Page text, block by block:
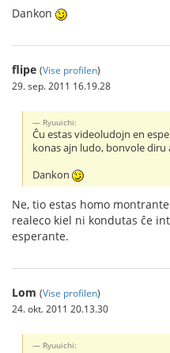
Dankon
flipe (Vise profilen)
29. sep. 2011 16.19.28
Ryuuichi:
Ĉu estas videoludojn en
konas ajn ludo, bonvole diru
Dankon
Ne, tio estas homo
realeco kiel ni kondutas ĉe
esperante.
Lom (Vise profilen)
24. okt. 2011 20.13.30
Ryuuichi: